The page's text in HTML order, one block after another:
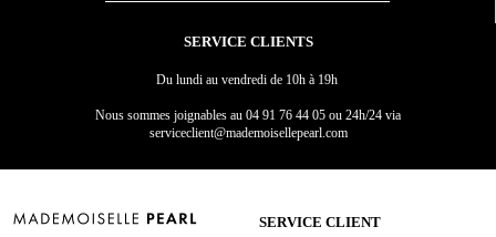
SERVICE CLIENTS
Du lundi au vendredi de 10h à 19h
Nous sommes joignables au 04 91 76 44 05 ou 24h/24 via
serviceclient@mademoisellepearl.com
SERVICE CLIENT